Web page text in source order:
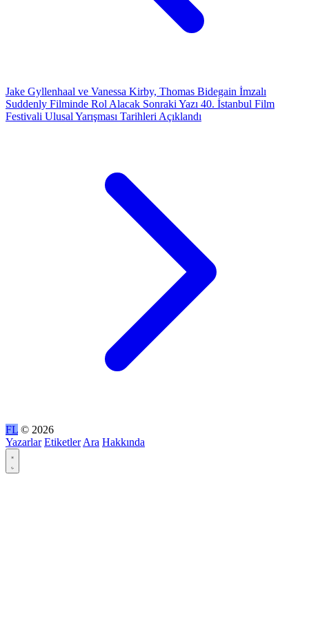
Jake Gyllenhaal ve Vanessa Kirby, Thomas Bidegain İmzalı
Suddenly Filminde Rol Alacak Sonraki Yazı 40. İstanbul Film
Festivali Ulusal Yarışması Tarihleri Açıklandı
FL © 2026
Yazarlar Etiketler Ara Hakkında